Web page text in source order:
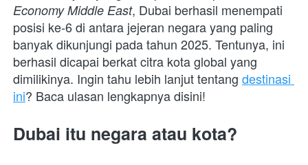
Economy Middle East, Dubai berhasil menempati
posisi ke-6 di antara jejeran negara yang paling
banyak dikunjungi pada tahun 2025. Tentunya, ini
berhasil dicapai berkat citra kota global yang
dimilikinya. Ingin tahu lebih lanjut tentang destinasi
ini? Baca ulasan lengkapnya disini!
Dubai itu negara atau kota?